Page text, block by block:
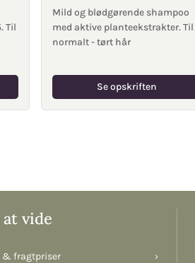
Til
Mild og blødgørende shampoo
med aktive planteekstrakter. Til
normalt - tørt hår
Se opskriften
vide
& fragtpriser ›